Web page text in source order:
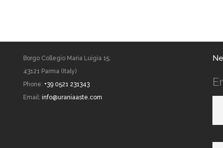
Borgo Collegio Maria Luigia 15,
43121 Parma (Italy)
Phone: +39 0521 231343
Email: info@uraniaaste.com